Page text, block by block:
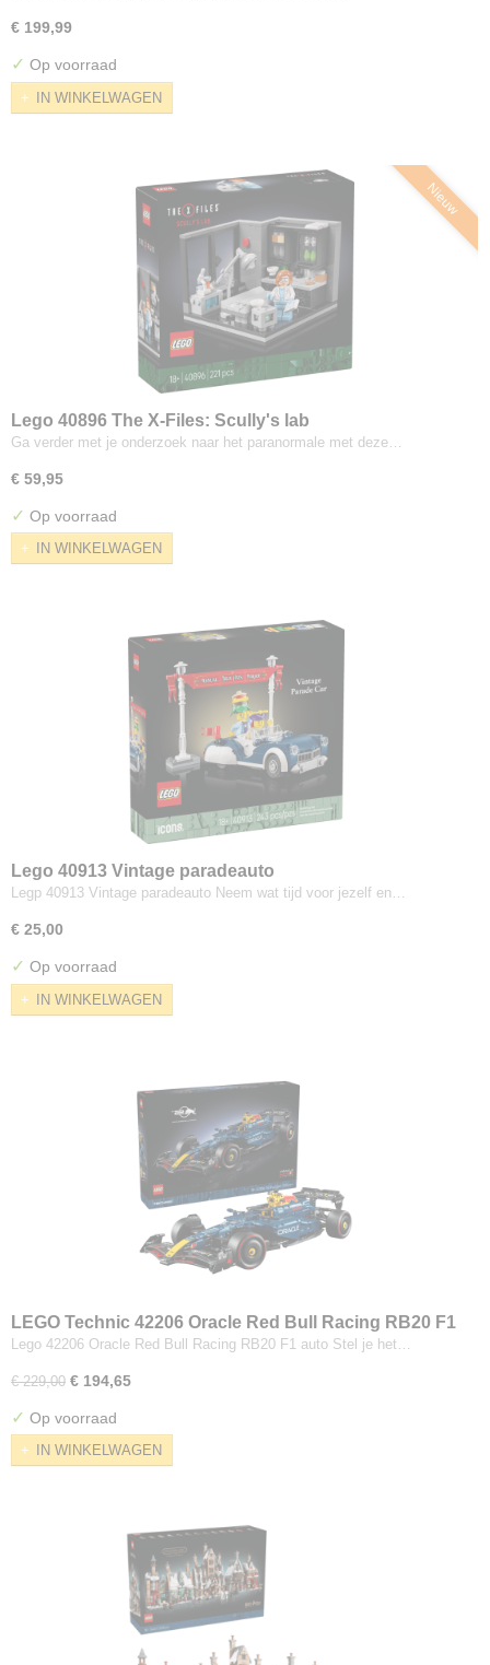
€ 199,99
✓ Op voorraad
IN WINKELWAGEN
Nieuw
Lego 40896 The X-Files: Scully's lab
Ga verder met je onderzoek naar het paranormale met deze…
€ 59,95
✓ Op voorraad
IN WINKELWAGEN
Lego 40913 Vintage paradeauto
Legp 40913 Vintage paradeauto Neem wat tijd voor jezelf en…
€ 25,00
✓ Op voorraad
IN WINKELWAGEN
LEGO Technic 42206 Oracle Red Bull Racing RB20 F1
auto
Lego 42206 Oracle Red Bull Racing RB20 F1 auto Stel je het…
€ 229,00 € 194,65
✓ Op voorraad
IN WINKELWAGEN